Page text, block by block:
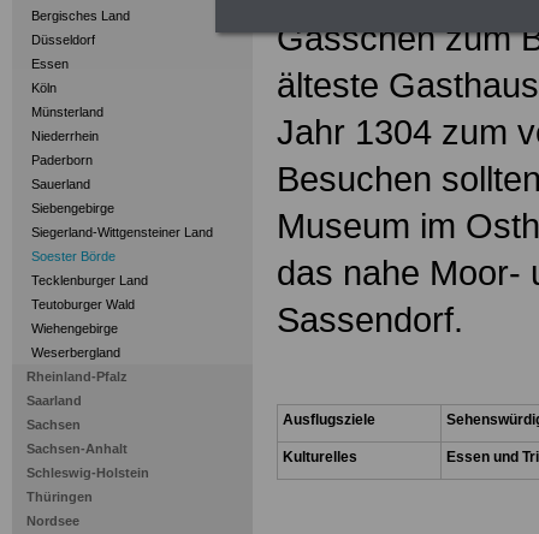
Bergisches Land
Düsseldorf
Essen
Köln
Münsterland
Niederrhein
Paderborn
Sauerland
Siebengebirge
Siegerland-Wittgensteiner Land
Soester Börde
Tecklenburger Land
Teutoburger Wald
Wiehengebirge
Weserbergland
Rheinland-Pfalz
Saarland
Sachsen
Sachsen-Anhalt
Schleswig-Holstein
Thüringen
Nordsee
Gässchen zum
älteste
Jahr 1304 zum
Besuchen
Museum im
das nahe Moor-
Sassendorf.
Ausflugsziele
Kulturelles Essen und